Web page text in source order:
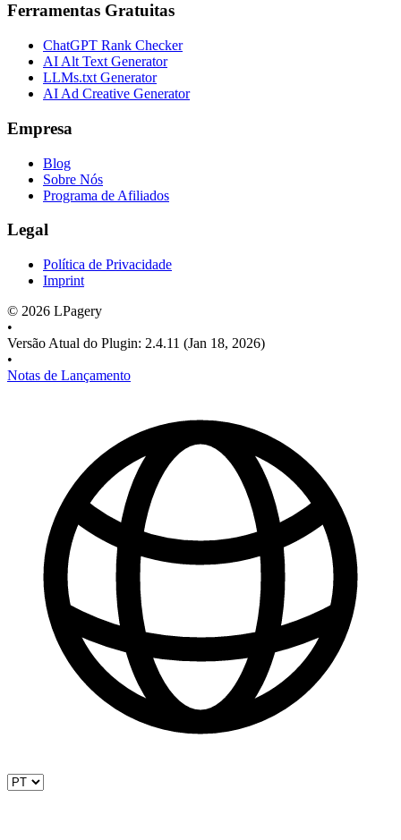
Ferramentas Gratuitas
ChatGPT Rank Checker
AI Alt Text Generator
LLMs.txt Generator
AI Ad Creative Generator
Empresa
Blog
Sobre Nós
Programa de Afiliados
Legal
Política de Privacidade
Imprint
© 2026 LPagery
•
Versão Atual do Plugin: 2.4.11 (Jan 18, 2026)
•
Notas de Lançamento